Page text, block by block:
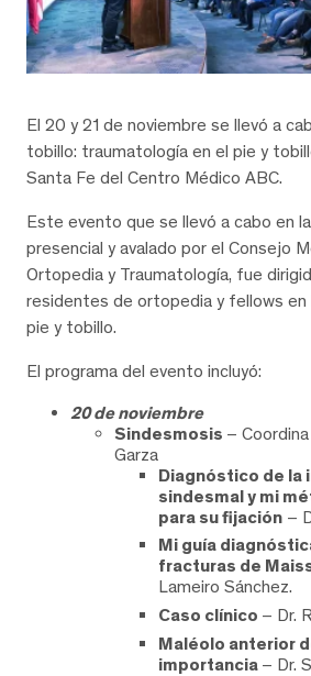
El 20 y 21 de noviembre se llevó a
tobillo: traumatología en el pie y
Santa Fe del Centro Médico ABC.
Este evento que se llevó a cabo en
presencial y avalado por el Consejo
Ortopedia y Traumatología, fue
residentes de ortopedia y fellows en
pie y tobillo.
El programa del evento incluyó:
20 de noviembre
Sindesmosis –
Garza
Diagnóstico de la
sindesmal y mi
para su fijación –
Mi guía
fracturas de
Lameiro Sánchez.
Caso clínico – Dr.
Maléolo anterior
importancia – Dr.